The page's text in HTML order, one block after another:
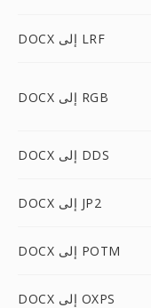
DOCX إلى LRF
DOCX إلى RGB
DOCX إلى DDS
DOCX إلى JP2
DOCX إلى POTM
DOCX إلى OXPS